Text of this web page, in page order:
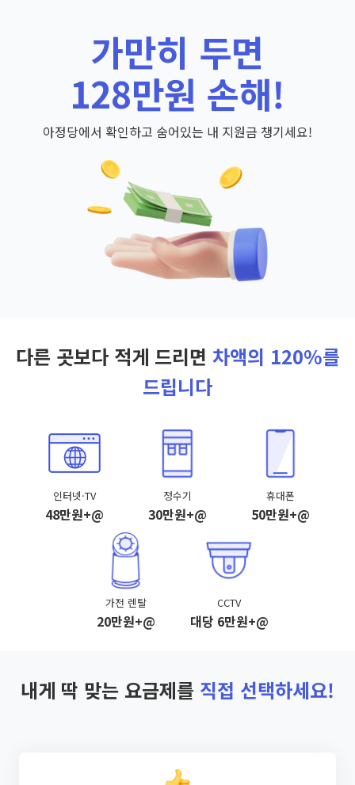
가만히 두면
128만원 손해!
아정당에서 확인하고 숨어있는 내 지원금 챙기세요!
다른 곳보다 적게 드리면 차액의 120%를
드립니다
인터넷·TV
48만원+@
정수기
30만원+@
휴대폰
50만원+@
가전 렌탈
20만원+@
CCTV
대당 6만원+@
내게 딱 맞는 요금제를 직접 선택하세요!